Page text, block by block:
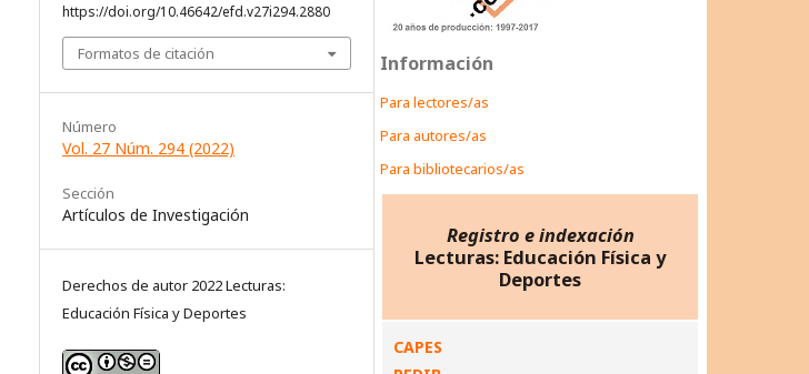
https://doi.org/10.46642/efd.v27i294.2880
Formatos de citación
Número
Vol. 27 Núm. 294 (2022)
Sección
Artículos de Investigación
Derechos de autor 2022 Lecturas:
Educación Física y Deportes
Información
Para lectores/as
Para autores/as
Para bibliotecarios/as
Registro e indexación
Lecturas: Educación Física y
Deportes
CAPES